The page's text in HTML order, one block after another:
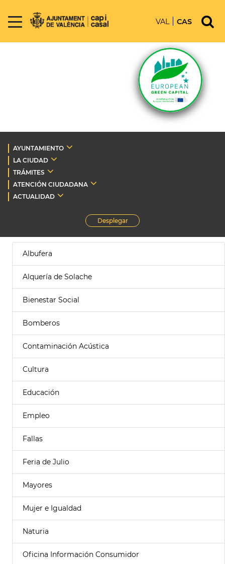
VAL CAS
AYUNTAMIENTO
LA CIUDAD
TRÁMITES
ATENCIÓN CIUDADANA
ACTUALIDAD
Desplegar
Albufera
Alquería de Solache
Bienestar Social
Bomberos
Contaminación Acústica
Cultura
Educación
Empleo
Fallas
Feria de Julio
Mayores
Mujer e Igualdad
Naturia
Oficina Información Consumidor